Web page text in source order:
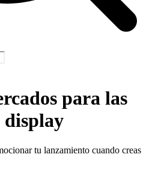
para las
display
tu lanzamiento cuando creas